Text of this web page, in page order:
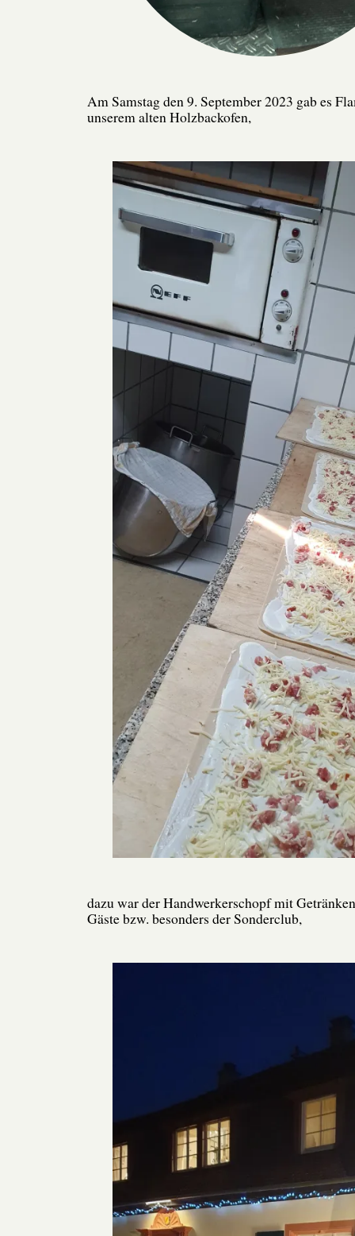
Am Samstag den 9. September 2023 gab es
unserem alten Holzbackofen,
dazu war der Handwerkerschopf mit
Gäste bzw. besonders der Sonderclub,